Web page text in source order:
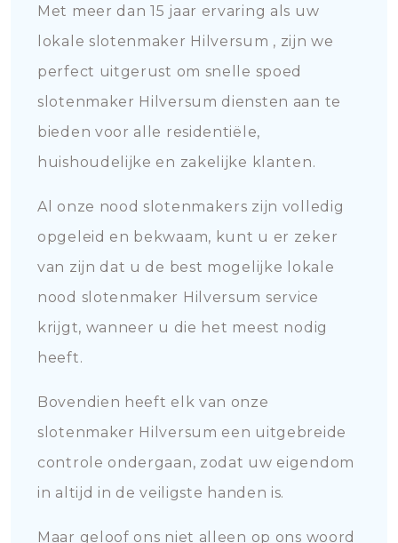
Met meer dan 15 jaar ervaring als uw
lokale slotenmaker Hilversum , zijn we
perfect uitgerust om snelle spoed
slotenmaker Hilversum diensten aan te
bieden voor alle residentiële,
huishoudelijke en zakelijke klanten.
Al onze nood slotenmakers zijn volledig
opgeleid en bekwaam, kunt u er zeker
van zijn dat u de best mogelijke lokale
nood slotenmaker Hilversum service
krijgt, wanneer u die het meest nodig
heeft.
Bovendien heeft elk van onze
slotenmaker Hilversum een uitgebreide
controle ondergaan, zodat uw eigendom
in altijd in de veiligste handen is.
Maar geloof ons niet alleen op ons woord